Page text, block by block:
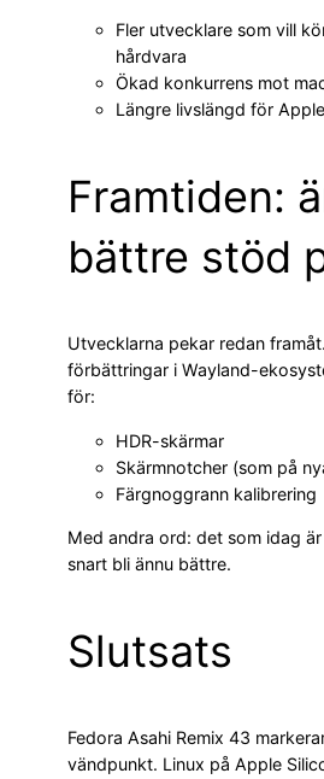
Fler utvecklare som vill
hårdvara
Ökad konkurrens mot
Längre livslängd för
Framtiden:
bättre stöd
Utvecklarna pekar redan
förbättringar i Wayland-
för:
HDR-skärmar
Skärmnotcher (som på
Färgnoggrann kalibrering
Med andra ord: det som idag
snart bli ännu bättre.
Slutsats
Fedora Asahi Remix 43
vändpunkt. Linux på Apple